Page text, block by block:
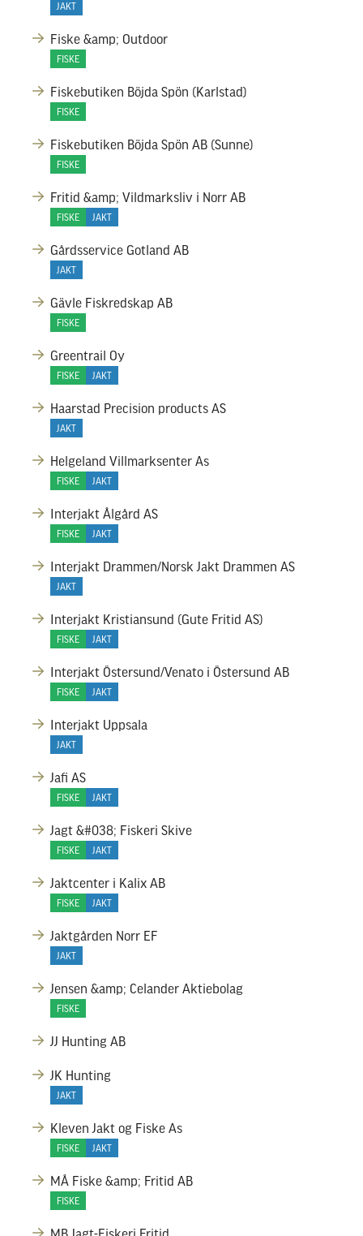
JAKT
Fiske &amp; Outdoor
FISKE
Fiskebutiken Böjda Spön (Karlstad)
FISKE
Fiskebutiken Böjda Spön AB (Sunne)
FISKE
Fritid &amp; Vildmarksliv i Norr AB
FISKE JAKT
Gårdsservice Gotland AB
JAKT
Gävle Fiskredskap AB
FISKE
Greentrail Oy
FISKE JAKT
Haarstad Precision products AS
JAKT
Helgeland Villmarksenter As
FISKE JAKT
Interjakt Ålgård AS
FISKE JAKT
Interjakt Drammen/Norsk Jakt Drammen AS
JAKT
Interjakt Kristiansund (Gute Fritid AS)
FISKE JAKT
Interjakt Östersund/Venato i Östersund AB
FISKE JAKT
Interjakt Uppsala
JAKT
Jafi AS
FISKE JAKT
Jagt &#038; Fiskeri Skive
FISKE JAKT
Jaktcenter i Kalix AB
FISKE JAKT
Jaktgården Norr EF
JAKT
Jensen &amp; Celander Aktiebolag
FISKE
JJ Hunting AB
JK Hunting
JAKT
Kleven Jakt og Fiske As
FISKE JAKT
MÅ Fiske &amp; Fritid AB
FISKE
MB Jagt-Fiskeri.Fritid